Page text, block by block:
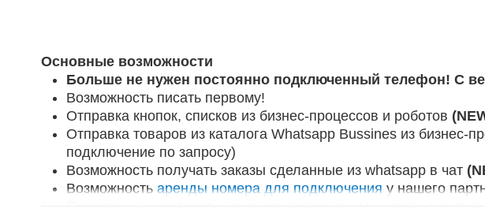
Основные возможности
Больше не нужен постоянно подключенный телефон! С
Возможность писать первому!
Отправка кнопок, списков из бизнес-процессов и роботов
Отправка товаров из каталога Whatsapp Bussines из бизнес-
подключение по запросу)
Возможность получать заказы сделанные из whatsapp в чат
Возможность аренды номера для подключения у нашего
Привязка коннекторов к пользователям, возможность